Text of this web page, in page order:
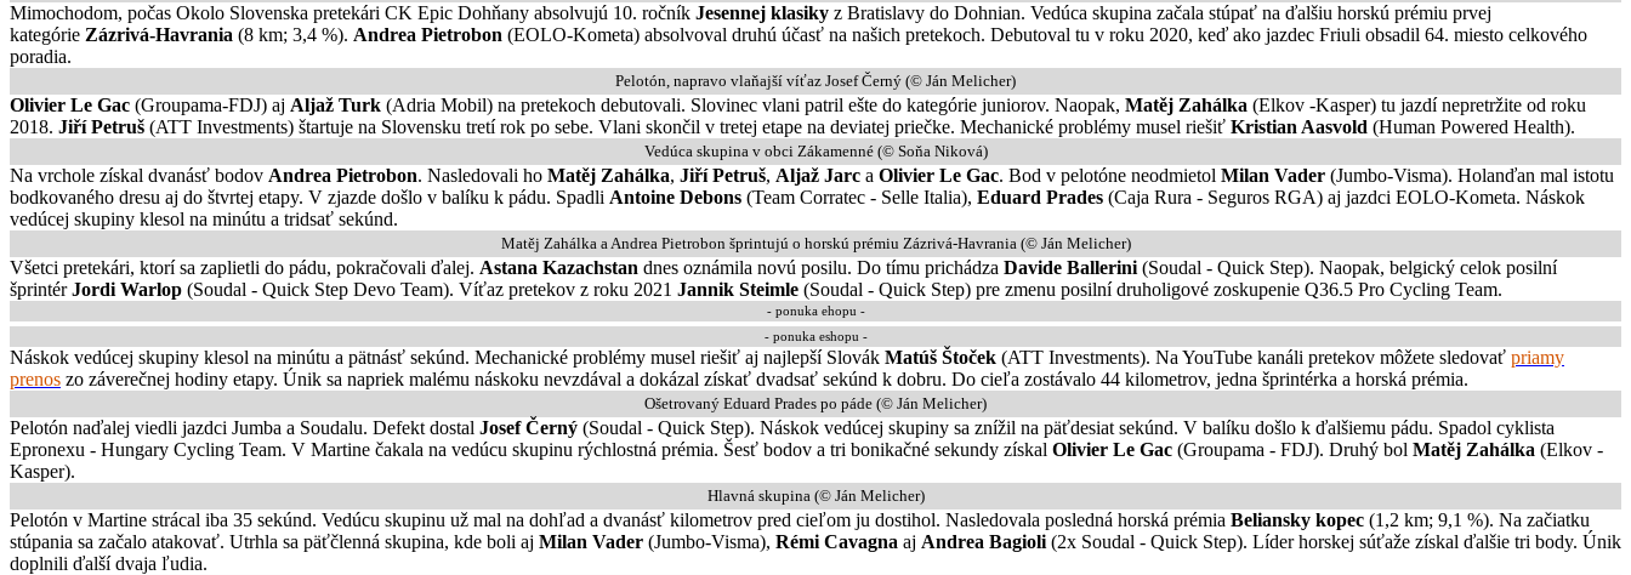
Mimochodom, počas Okolo Slovenska pretekári CK Epic Dohňany absolvujú 10. ročník Jesennej klasiky z Bratislavy do Dohnian. Vedúca skupina začala stúpať na ďalšiu horskú prémiu prvej
kategórie Zázrivá-Havrania (8 km; 3,4 %). Andrea Pietrobon (EOLO-Kometa) absolvoval druhú účasť na našich pretekoch. Debutoval tu v roku 2020, keď ako jazdec Friuli obsadil 64. miesto celkového
poradia.
Pelotón, napravo vlaňajší víťaz Josef Černý (© Ján Melicher)
Olivier Le Gac (Groupama-FDJ) aj Aljaž Turk (Adria Mobil) na pretekoch debutovali. Slovinec vlani patril ešte do kategórie juniorov. Naopak, Matěj Zahálka (Elkov -Kasper) tu jazdí nepretržite od roku
2018. Jiří Petruš (ATT Investments) štartuje na Slovensku tretí rok po sebe. Vlani skončil v tretej etape na deviatej priečke. Mechanické problémy musel riešiť Kristian Aasvold (Human Powered Health).
Vedúca skupina v obci Zákamenné (© Soňa Niková)
Na vrchole získal dvanásť bodov Andrea Pietrobon. Nasledovali ho Matěj Zahálka, Jiří Petruš, Aljaž Jarc a Olivier Le Gac. Bod v pelotóne neodmietol Milan Vader (Jumbo-Visma). Holanďan mal istotu
bodkovaného dresu aj do štvrtej etapy. V zjazde došlo v balíku k pádu. Spadli Antoine Debons (Team Corratec - Selle Italia), Eduard Prades (Caja Rura - Seguros RGA) aj jazdci EOLO-Kometa. Náskok
vedúcej skupiny klesol na minútu a tridsať sekúnd.
Matěj Zahálka a Andrea Pietrobon šprintujú o horskú prémiu Zázrivá-Havrania (© Ján Melicher)
Všetci pretekári, ktorí sa zaplietli do pádu, pokračovali ďalej. Astana Kazachstan dnes oznámila novú posilu. Do tímu prichádza Davide Ballerini (Soudal - Quick Step). Naopak, belgický celok posilní
šprintérJordi Warlop (Soudal - Quick Step Devo Team). Víťaz pretekov z roku 2021 Jannik Steimle (Soudal - Quick Step) pre zmenu posilní druholigové zoskupenie Q36.5 Pro Cycling Team.
- ponuka ehopu -
- ponuka eshopu -
Náskok vedúcej skupiny klesol na minútu a pätnásť sekúnd. Mechanické problémy musel riešiť aj najlepší Slovák Matúš Štoček (ATT Investments). Na YouTube kanáli pretekov môžete sledovať priamy
prenos zo záverečnej hodiny etapy. Únik sa napriek malému náskoku nevzdával a dokázal získať dvadsať sekúnd k dobru. Do cieľa zostávalo 44 kilometrov, jedna šprintérka a horská prémia.
Ošetrovaný Eduard Prades po páde (© Ján Melicher)
Pelotón naďalej viedli jazdci Jumba a Soudalu. Defekt dostal Josef Černý (Soudal - Quick Step). Náskok vedúcej skupiny sa znížil na päťdesiat sekúnd. V balíku došlo k ďalšiemu pádu. Spadol cyklista
Epronexu - Hungary Cycling Team. V Martine čakala na vedúcu skupinu rýchlostná prémia. Šesť bodov a tri bonikačné sekundy získal Olivier Le Gac (Groupama - FDJ). Druhý bol Matěj Zahálka (Elkov -
Kasper).
Hlavná skupina (© Ján Melicher)
Pelotón v Martine strácal iba 35 sekúnd. Vedúcu skupinu už mal na dohľad a dvanásť kilometrov pred cieľom ju dostihol. Nasledovala posledná horská prémia Beliansky kopec (1,2 km; 9,1 %). Na začiatku
stúpania sa začalo atakovať. Utrhla sa päťčlenná skupina, kde boli aj Milan Vader (Jumbo-Visma), Rémi Cavagna aj Andrea Bagioli (2x Soudal - Quick Step). Líder horskej súťaže získal ďalšie tri body. Únik
doplnili ďalší dvaja ľudia.